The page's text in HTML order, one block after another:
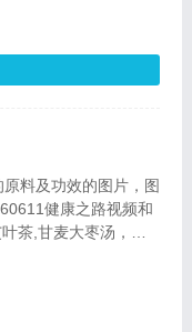
料及功效的图片，图
健康之路视频和
茶,甘麦大枣汤，图